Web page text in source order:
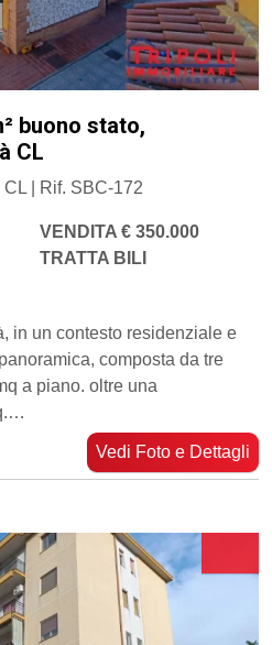
buono stato,
CL
CL | Rif. SBC-172
VENDITA € 350.000
TRATTA BILI
in un contesto residenziale e
composta da tre
a piano. oltre una
Vedi Foto e Dettagli